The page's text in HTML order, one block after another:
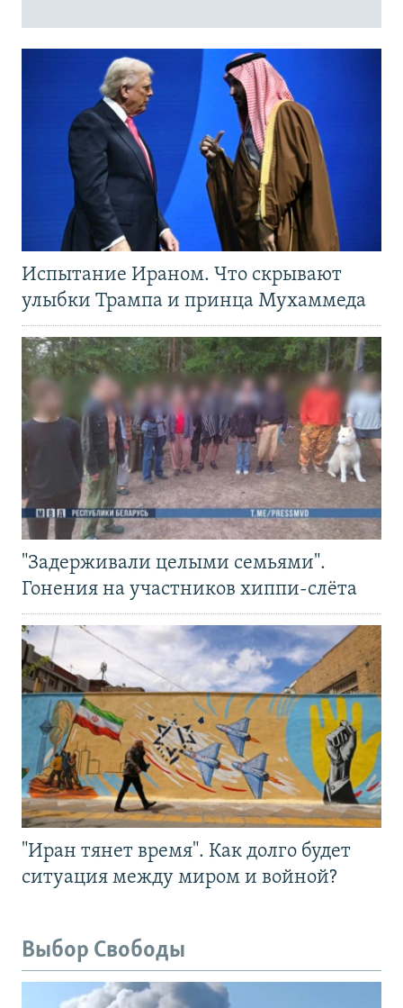
Испытание Ираном. Что скрывают
улыбки Трампа и принца Мухаммеда
"Задерживали целыми семьями".
Гонения на участников хиппи-слёта
"Иран тянет время". Как долго будет
ситуация между миром и войной?
Выбор Свободы